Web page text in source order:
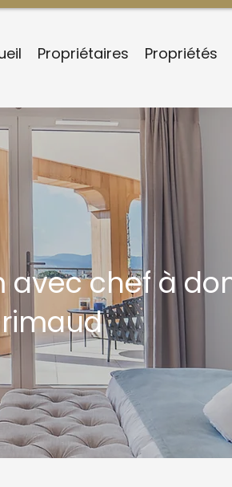
Propriétaires Propriétés
chef à